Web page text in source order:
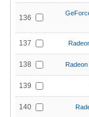
136
137
138
139
140